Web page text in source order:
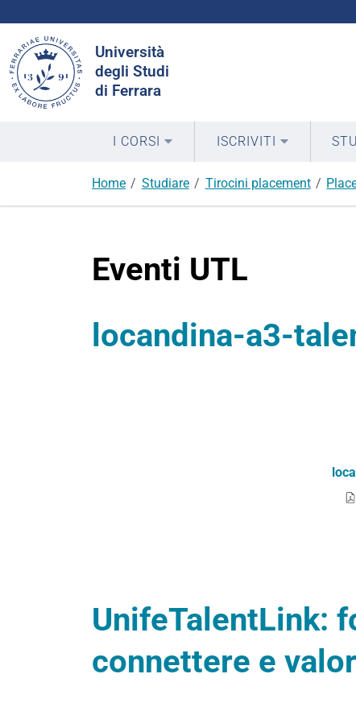
Università
degli Studi
di Ferrara
nel
sito
I CORSI ISCRIVITI
Home Studiare Tirocini placement
Eventi UTL
locandina-a3-
UnifeTalentLink:
connettere e